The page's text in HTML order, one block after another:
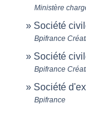
Ministère
Société
Bpifrance
Société
Bpifrance
Société
Bpifrance